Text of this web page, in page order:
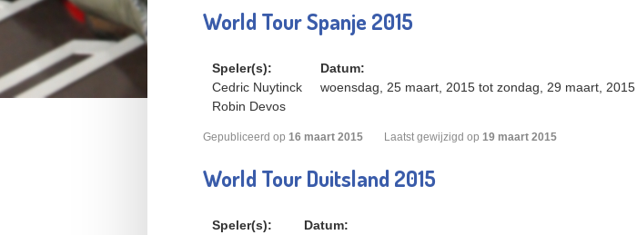
World Tour Spanje 2015
Speler(s):
Cedric Nuytinck
Robin Devos
Datum:
woensdag, 25 maart, 2015 tot zondag, 29 maart, 2015
Gepubliceerd op 16 maart 2015 Laatst gewijzigd op 19 maart 2015
World Tour Duitsland 2015
Speler(s):
Datum: